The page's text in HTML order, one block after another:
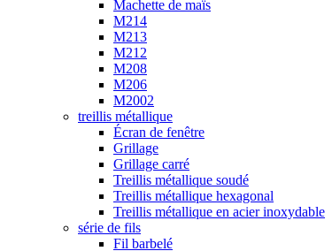
Machette de maïs
M214
M213
M212
M208
M206
M2002
treillis métallique
Écran de fenêtre
Grillage
Grillage carré
Treillis métallique soudé
Treillis métallique hexagonal
Treillis métallique en acier inoxydable
série de fils
Fil barbelé